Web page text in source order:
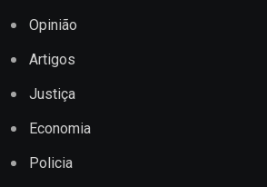
Opinião
Artigos
Justiça
Economia
Policia